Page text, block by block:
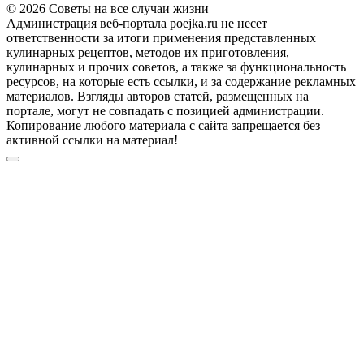
© 2026 Советы на все случаи жизни
Администрация веб-портала poejka.ru не несет
ответственности за итоги применения представленных
кулинарных рецептов, методов их приготовления,
кулинарных и прочих советов, а также за функциональность
ресурсов, на которые есть ссылки, и за содержание рекламных
материалов. Взгляды авторов статей, размещенных на
портале, могут не совпадать с позицией администрации.
Копирование любого материала с сайта запрещается без
активной ссылки на материал!